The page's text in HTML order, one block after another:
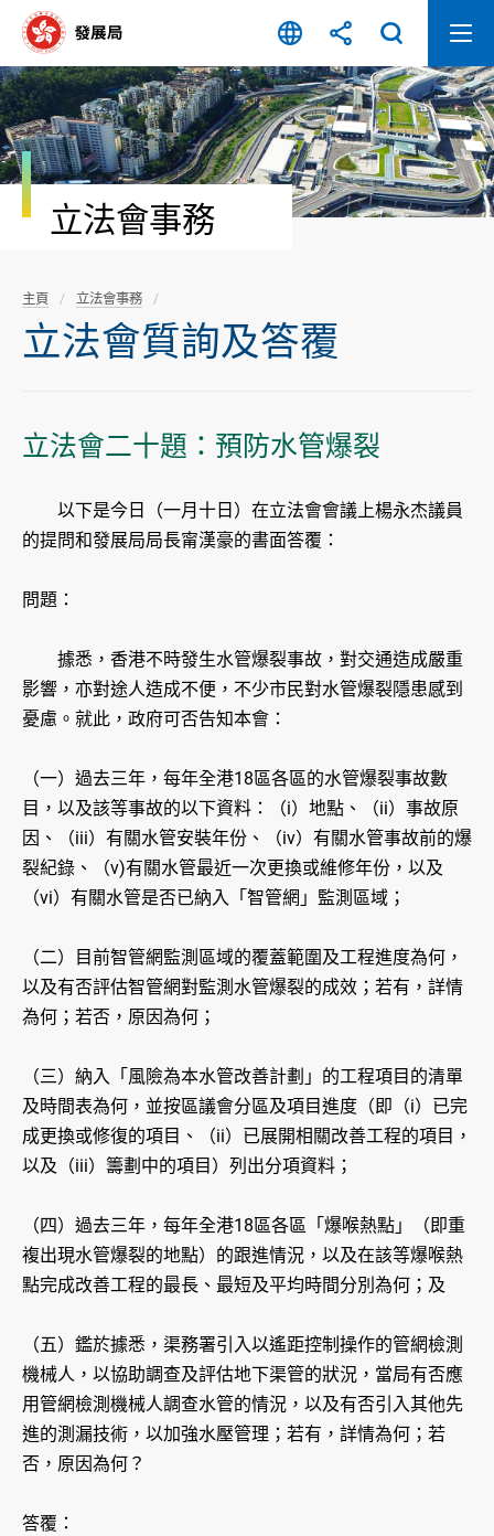
容
開
始
立法會事務
主頁 立法會事務
立法會質詢及答覆
立法會二十題：預防水管爆裂
以下是今日（一月十日）在立法會會議上楊永杰議員
的提問和發展局局長甯漢豪的書面答覆：
問題：
據悉，香港不時發生水管爆裂事故，對交通造成嚴重
影響，亦對途人造成不便，不少市民對水管爆裂隱患感到
憂慮。就此，政府可否告知本會：
（一）過去三年，每年全港18區各區的水管爆裂事故數
目，以及該等事故的以下資料：（i）地點、（ii）事故原
因、（iii）有關水管安裝年份、（iv）有關水管事故前的爆
裂紀錄、（v)‍有關水管最近一次更換或維修年份，以及
（vi）有關水管是否已納入「智管網」監測區域；
（二）目前智管網監測區域的覆蓋範圍及工程進度為何，
以及有否評估智管網對監測水管爆裂的成效；若有，詳情
為何；若否，原因為何；
（三）納入「風險為本水管改善計劃」的工程項目的清單
及時間表為何，並按區議會分區及項目進度（即（i）已完
成更換或修復的項目、（ii）已展開相關改善工程的項目，
以及（iii）籌劃中的項目）列出分項資料；
（四）過去三年，每年全港18區各區「爆喉熱點」（即重
複出現水管爆裂的地點）的跟進情況，以及在該等爆喉熱
點完成改善工程的最長、最短及平均時間分別為何；及
（五）鑑於據悉，渠務署引入以遙距控制操作的管網檢測
機械人，以協助調查及評估地下渠管的狀況，當局有否應
用管網檢測機械人調查水管的情況，以及有否引入其他先
進的測漏技術，以加強水壓管理；若有，詳情為何；若
否，原因為何？
答覆：